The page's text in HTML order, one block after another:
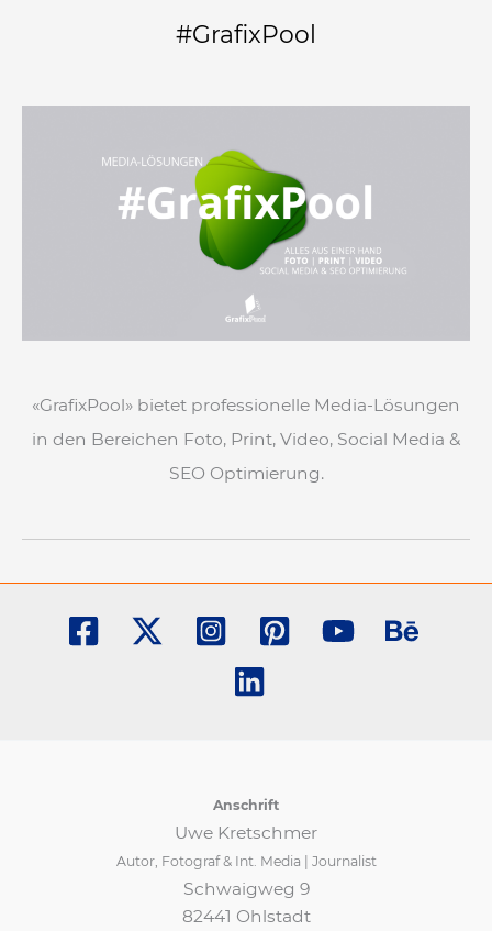
#GrafixPool
«GrafixPool» bietet professionelle Media-Lösungen
in den Bereichen Foto, Print, Video, Social Media &
SEO Optimierung.
Anschrift
Uwe Kretschmer
Autor, Fotograf & Int. Media | Journalist
Schwaigweg 9
82441 Ohlstadt